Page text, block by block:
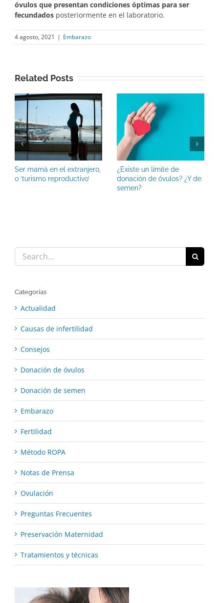
óvulos que presentan condiciones óptimas para ser
fecundados posteriormente en el laboratorio.
4 agosto, 2021 | Embarazo
Related Posts
Ser mamá en el extranjero,
o ‘turismo reproductivo’
¿Existe un límite de
donación de óvulos? ¿Y de
semen?
Search
for:
Categorías
Actualidad
Causas de infertilidad
Consejos
Donación de óvulos
Donación de semen
Embarazo
Fertilidad
Método ROPA
Notas de Prensa
Ovulación
Preguntas Frecuentes
Preservación Maternidad
Tratamientos y técnicas